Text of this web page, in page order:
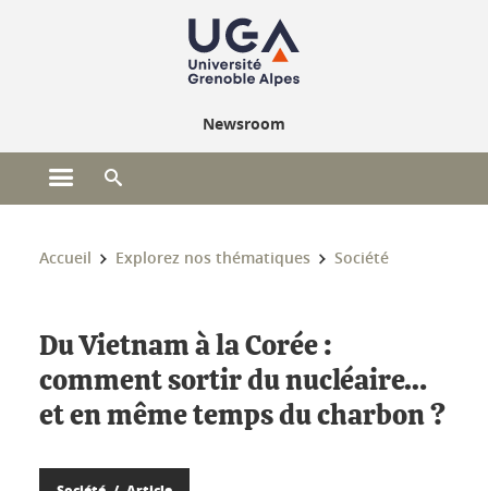
Newsroom
Ouvrir le menu principal
Vous êtes ici :
Accueil Explorez nos thématiques Société
Du Vietnam à la Corée :
comment sortir du nucléaire…
et en même temps du charbon ?